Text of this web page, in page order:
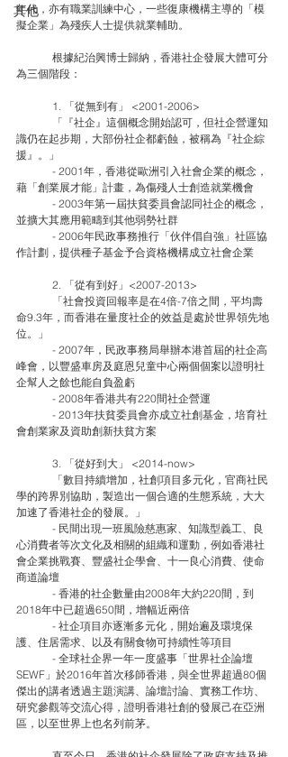
其他
年代，亦有職業訓練中心，一些復康機構主導的「模
擬企業」為殘疾人士提供就業輔助。
為三個階段：
	1. 「從無到有」 <2001-2006>
識仍在起步期，大部份社企都虧蝕，被稱為『社企綜
援』。」
藉「創業展才能」計畫，為傷殘人士創造就業機會
並擴大其應用範疇到其他弱勢社群
作計劃，提供種子基金予合資格機構成立社會企業
	2. 「從有到好」<2007-2013>
命9.3年，而香港在量度社企的效益是處於世界領先地
位。」
峰會，以豐盛車房及庭恩兒童中心兩個個案以證明社
企幫人之餘也能自負盈虧
	- 2008年香港共有220間社企營運
會創業家及資助創新扶貧方案
	3. 「從好到大」 <2014-now>
學的跨界別協助，製造出一個合適的生態系統，大大
加速了香港社企的發展。」
心消費者等次文化及相關的組織和運動，例如香港社
會企業挑戰賽、豐盛社企學會、十一良心消費、使命
商道論壇
2018年中已超過650間，增幅近兩倍
護、住居需求、以及有關食物可持續性等項目
SEWF」於2016年首次移師香港，與全世界超過80個
傑出的講者透過主題演講、論壇討論、實務工作坊、
研究參觀等交流心得，證明香港社創的發展己在亞洲
區，以至世界上也名列前茅。